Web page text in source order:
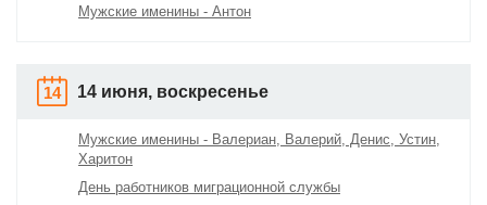
Мужские именины - Антон
14 14 июня, воскресенье
Мужские именины - Валериан, Валерий, Денис, Устин,
Харитон
День работников миграционной службы